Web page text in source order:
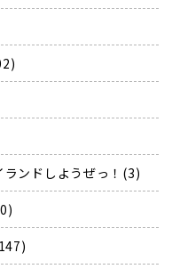
ランドしようぜっ！(3)